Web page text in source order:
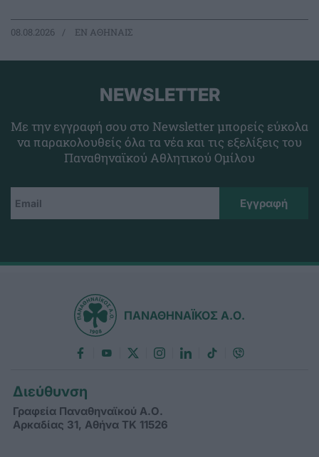
08.08.2026 EΝ ΑΘΗΝΑΙΣ
NEWSLETTER
Με την εγγραφή σου στο Newsletter μπορείς εύκολα
να παρακολουθείς όλα τα νέα και τις εξελίξεις του
Παναθηναϊκού Αθλητικού Ομίλου
ΠΑΝΑΘΗΝΑΪΚΟΣ Α.Ο.
Διεύθυνση
Γραφεία Παναθηναϊκού Α.Ο.
Αρκαδίας 31, Αθήνα ΤΚ 11526